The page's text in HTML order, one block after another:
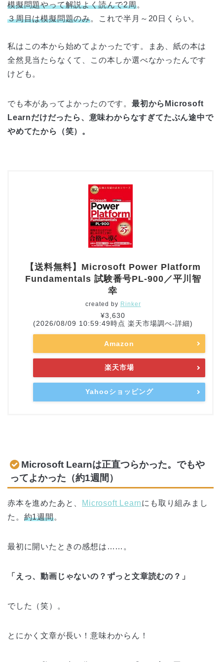
模擬問題やって解説よく読んで2周。
３周目は模擬問題のみ。これで半月～20日くらい。
私はこの本から始めてよかったです。まあ、紙の本は
全然見当たらなくて、この本しか選べなかったんです
けども。
でも本があってよかったのです。 最初からMicrosoft
Learnだけだったら、意味わからなすぎてたぶん途中で
やめてたから（笑）。
【送料無料】Microsoft Power Platform
Fundamentals 試験番号PL-900／平川智
幸
created by Rinker
¥3,630
(2026/08/09 10:59:49時点 楽天市場調べ-詳細)
Amazon
楽天市場
Yahooショッピング
Microsoft Learnは正直つらかった。でもや
ってよかった（約1週間）
赤本を進めたあと、 Microsoft Learnにも取り組みまし
た。 約1週間。
最初に開いたときの感想は……。
「えっ、動画じゃないの？ずっと文章読むの？」
でした（笑）。
とにかく文章が長い！意味わからん！